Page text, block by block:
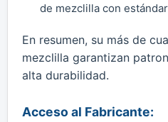
de mezclilla con
En resumen, su más de
mezclilla garantizan
alta durabilidad.
Acceso al Fabricante: